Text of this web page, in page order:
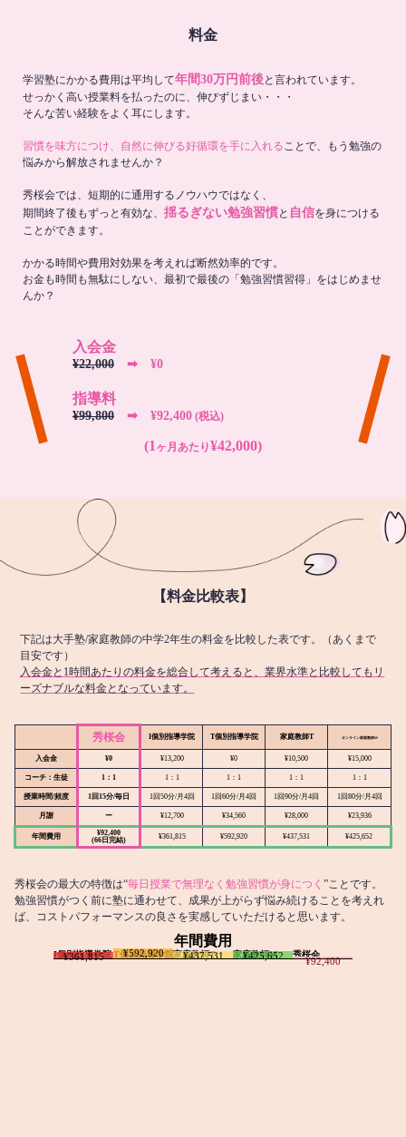
料金
学習塾にかかる費用は平均して年間30万円前後と言われています。
せっかく高い授業料を払ったのに、伸びずじまい・・・
そんな苦い経験をよく耳にします。
習慣を味方につけ、自然に伸びる好循環を手に入れる ことで、もう勉強の
悩みから解放されませんか？
秀桜会では、短期的に通用するノウハウではなく、
期間終了後もずっと有効な、 揺るぎない勉強習慣と 自信を身につける
ことができます。
かかる時間や費用対効果を考えれば断然効率的です。
お金も時間も無駄にしない、最初で最後の「勉強習慣習得」をはじめませ
んか？
入会金
¥22,000 ➡︎ ¥0
指導料
¥99,800 ➡︎ ¥92,400 (税込)
(1 ヶ月あたり¥42,000)
【料金比較表】
下記は大手塾/家庭教師の中学2年生の料金を比較した表です。（あくまで
目安です）
入会金と1時間あたりの料金を総合して考えると、業界水準と比較してもリ
ーズナブルな料金となっています。
秀桜会 I個別指導学院 T個別指導学院 家庭教師T オンライン家庭教師M
入会金 ¥0 ¥13,200 ¥0 ¥10,500 ¥15,000
コーチ：生徒 1：1 1：1 1：1 1：1 1：1
授業時間/頻度 1回15分/毎日 1回50分/月4回 1回60分/月4回 1回90分/月4回 1回80分/月4回
月謝 ー ¥12,700 ¥34,560 ¥28,000 ¥23,936
年間費用
¥92,400
(66日完結)
¥361,815 ¥592,920 ¥437,531 ¥425,652
秀桜会の最大の特徴は“毎日授業で無理なく勉強習慣が身につく ”ことです。
勉強習慣がつく前に塾に通わせて、成果が上がらず悩み続けることを考えれ
ば、コストパフォーマンスの良さを実感していただけると思います。
年間費用
I個別指導学院
¥361,815 T個別指導学院
¥592,920 家庭教師T
¥437,531 家庭教師M
¥425,652 秀桜会
¥92,400